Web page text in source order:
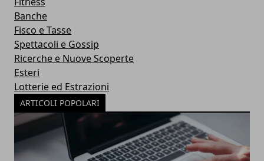
Banche
Fisco e Tasse
Spettacoli e Gossip
Ricerche e Nuove Scoperte
Esteri
Lotterie ed Estrazioni
ARTICOLI POPOLARI